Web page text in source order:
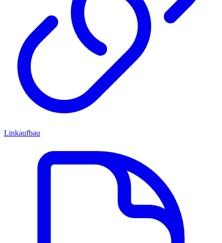
Linkaufbau